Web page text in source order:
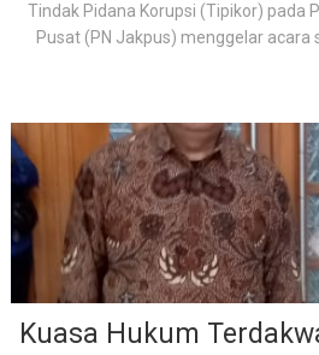
Tindak Pidana Korupsi (Tipikor) pada
Pusat (PN Jakpus) menggelar acara
Kuasa Hukum